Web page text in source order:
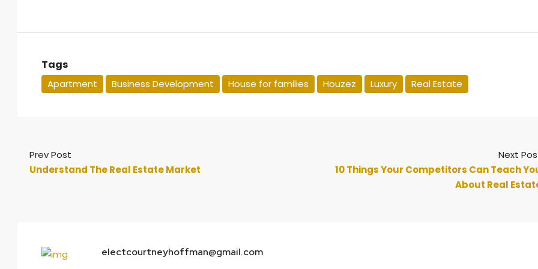
Tags
Apartment Business Development House for families Houzez Luxury Real Estate
Prev Post
Understand The Real Estate Market
Next
10 Things Your Competitors Can Teach
About Real
electcourtneyhoffman@gmail.com